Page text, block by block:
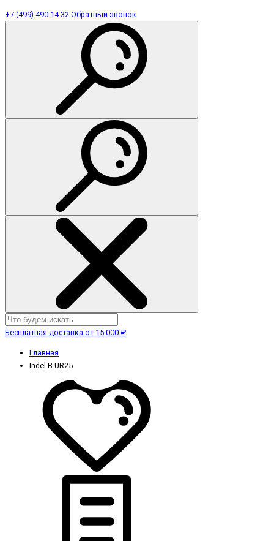
+7 (499) 490 14 32 Обратный звонок
Бесплатная доставка от 15 000 ₽
Главная
Indel B UR25